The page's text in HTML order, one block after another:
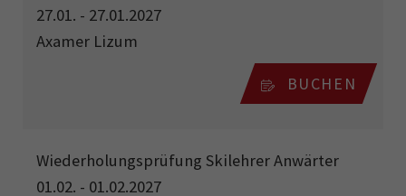
27.01. - 27.01.2027
Axamer Lizum
BUCHEN
Wiederholungsprüfung Skilehrer Anwärter
01.02. - 01.02.2027